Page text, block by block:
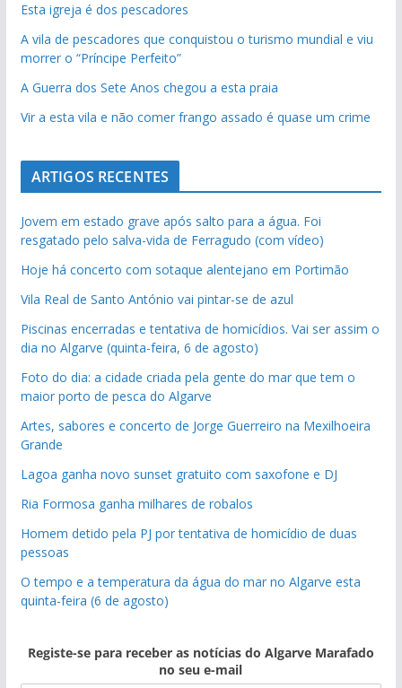
Esta igreja é dos pescadores
A vila de pescadores que conquistou o turismo mundial e viu
morrer o “Príncipe Perfeito”
A Guerra dos Sete Anos chegou a esta praia
Vir a esta vila e não comer frango assado é quase um crime
ARTIGOS RECENTES
Jovem em estado grave após salto para a água. Foi
resgatado pelo salva-vida de Ferragudo (com vídeo)
Hoje há concerto com sotaque alentejano em Portimão
Vila Real de Santo António vai pintar-se de azul
Piscinas encerradas e tentativa de homicídios. Vai ser assim o
dia no Algarve (quinta-feira, 6 de agosto)
Foto do dia: a cidade criada pela gente do mar que tem o
maior porto de pesca do Algarve
Artes, sabores e concerto de Jorge Guerreiro na Mexilhoeira
Grande
Lagoa ganha novo sunset gratuito com saxofone e DJ
Ria Formosa ganha milhares de robalos
Homem detido pela PJ por tentativa de homicídio de duas
pessoas
O tempo e a temperatura da água do mar no Algarve esta
quinta-feira (6 de agosto)
Registe-se para receber as notícias do Algarve Marafado
no seu e-mail